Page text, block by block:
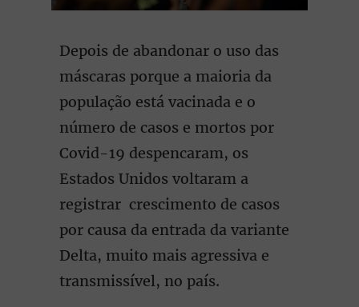
Depois de abandonar o uso das
máscaras porque a maioria da
população está vacinada e o
número de casos e mortos por
Covid-19 despencaram, os
Estados Unidos voltaram a
registrar crescimento de casos
por causa da entrada da variante
Delta, muito mais agressiva e
transmissível, no país.